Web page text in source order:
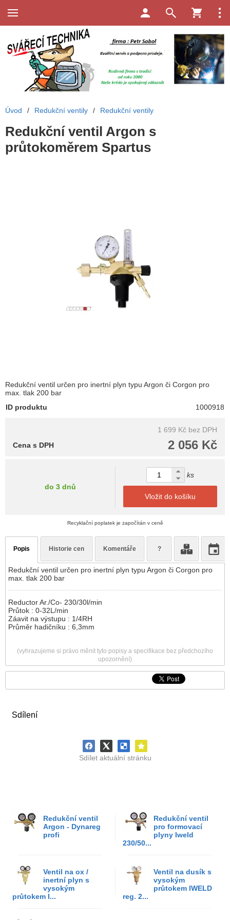
Sdílení
Sdílet aktuální stránku
Redukční ventil
Argon - Dynareg
profi
Redukční ventil
pro formovací
plyny Iweld
230/50...
Ventil na ox /
inertní plyn s
vysokým
průtokem I...
Ventil na dusík s
vysokým
průtokem IWELD
reg. 2...
Úvod / Redukční ventily / Redukční ventily
Redukční ventil Argon s
průtokoměrem Spartus
Redukční ventil určen pro inertní plyn typu Argon či Corgon pro
max. tlak 200 bar
ID produktu
1000918
1 699 Kč bez DPH
2 056 Kč
Cena s DPH
do 3 dnů
ks
Vložit do košíku
Recyklační poplatek je započítán v ceně
Popis Historie cen Komentáře ?
Redukční ventil určen pro inertní plyn typu Argon či Corgon pro
max. tlak 200 bar
Reductor Ar./Co- 230/30l/min
Průtok : 0-32L/min
Záavit na výstupu : 1/4RH
Průměr hadičníku : 6,3mm
(vyhrazujeme si právo měnit tyto popisy a specifikace bez předchozího
upozornění)